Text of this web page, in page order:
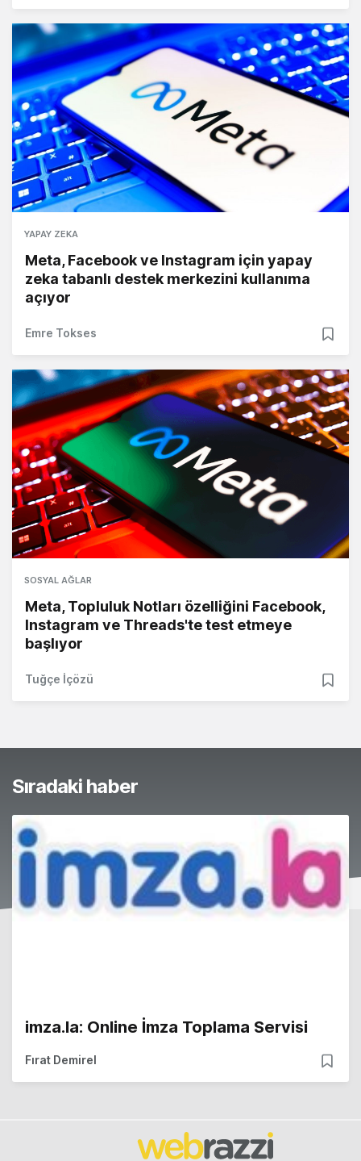
YAPAY ZEKA
Meta, Facebook ve Instagram için yapay
zeka tabanlı destek merkezini kullanıma
açıyor
Emre Tokses
SOSYAL AĞLAR
Meta, Topluluk Notları özelliğini Facebook,
Instagram ve Threads'te test etmeye
başlıyor
Tuğçe İçözü
Sıradaki haber
imza.la: Online İmza Toplama Servisi
Fırat Demirel